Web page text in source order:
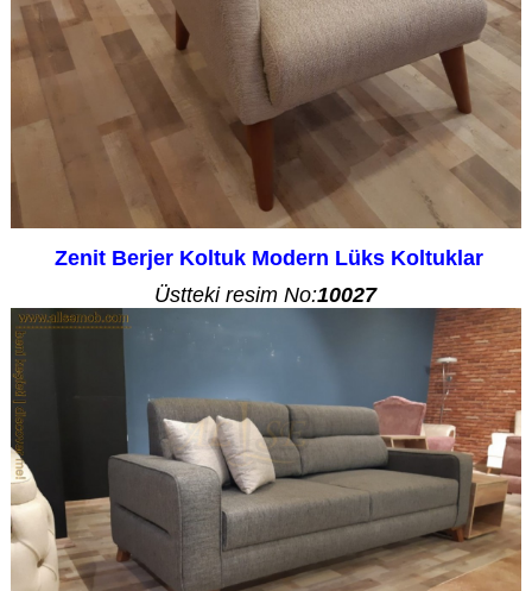
Zenit Berjer Koltuk Modern Lüks Koltuklar
Üstteki resim No:10027